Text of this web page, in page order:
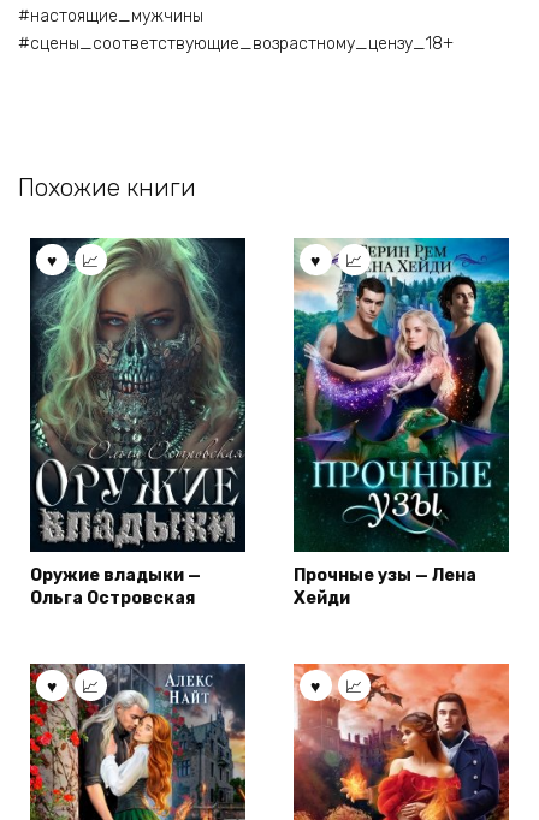
#настоящие_мужчины
#сцены_соответствующие_возрастному_цензу_18+
Похожие книги
Оружие владыки —
Ольга Островская
Прочные узы — Лена
Хейди